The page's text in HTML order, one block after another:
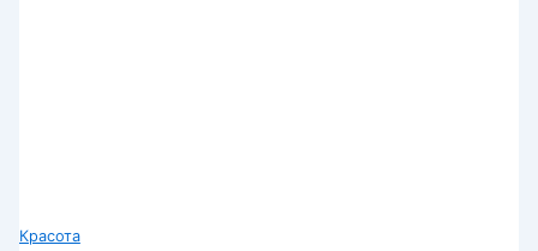
Красота